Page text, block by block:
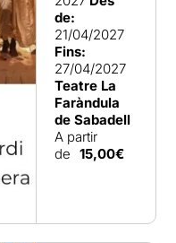
de:
21/04/2027
Fins:
27/04/2027
Teatre La
Faràndula
de Sabadell
A partir
de 15,00€